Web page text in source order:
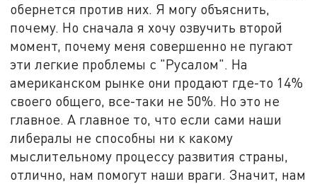
обернется против них. Я могу объяснить,
почему. Но сначала я хочу озвучить второй
момент, почему меня совершенно не пугают
эти легкие проблемы с "Русалом". На
американском рынке они продают где-то 14%
своего общего, все-таки не 50%. Но это не
главное. А главное то, что если сами наши
либералы не способны ни к какому
мыслительному процессу развития страны,
отлично, нам помогут наши враги. Значит, нам